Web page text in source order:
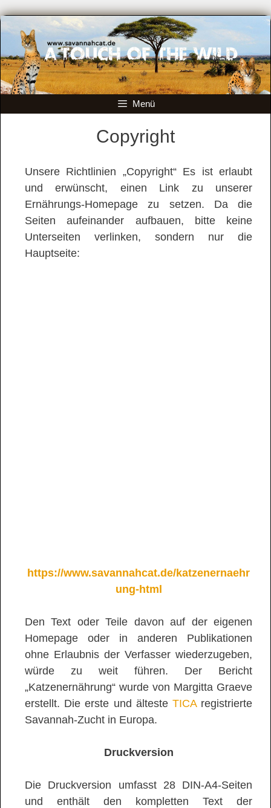
Zum
Inhalt
springen
Menü
Copyright
Unsere Richtlinien „Copyright“ Es ist erlaubt
und erwünscht, einen Link zu unserer
Ernährungs-Homepage zu setzen. Da die
Seiten aufeinander aufbauen, bitte keine
Unterseiten verlinken, sondern nur die
Hauptseite:
https://www.savannahcat.de/katzenernaehr
ung-html
Den Text oder Teile davon auf der eigenen
Homepage oder in anderen Publikationen
ohne Erlaubnis der Verfasser wiederzugeben,
würde zu weit führen. Der Bericht
„Katzenernährung“ wurde von Margitta Graeve
erstellt. Die erste und älteste TICAregistrierte
Savannah-Zucht in Europa.
Druckversion
Die Druckversion umfasst 28 DIN-A4-Seiten
und enthält den kompletten Text der